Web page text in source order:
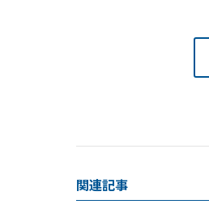
関連記事